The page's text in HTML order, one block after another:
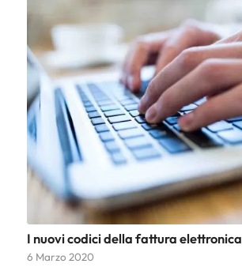
I nuovi codici della fattura elettronica
6 Marzo 2020